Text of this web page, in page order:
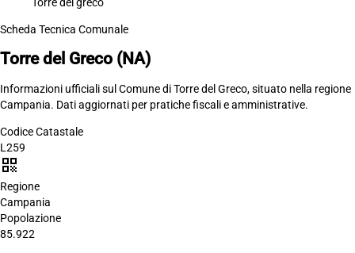
Scheda Tecnica Comunale
Torre del Greco (NA)
Informazioni ufficiali sul Comune di Torre del Greco, situato nella regione
Campania. Dati aggiornati per pratiche fiscali e amministrative.
Codice Catastale
L259
qr_code
Regione
Campania
Popolazione
85.922